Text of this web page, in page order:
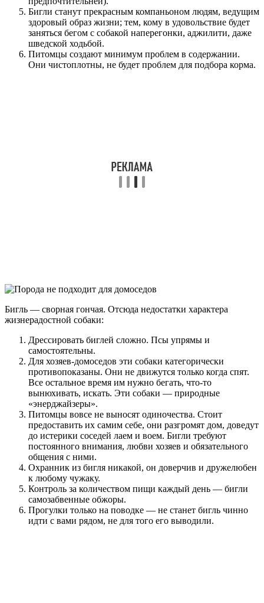
Бигли станут прекрасным компаньоном людям, ведущим
здоровый образ жизни; тем, кому в удовольствие будет
заняться бегом с собакой наперегонки, аджилити, даже
шведской ходьбой.
Питомцы создают минимум проблем в содержании.
Они чистоплотны, не будет проблем для подбора корма.
Бигль — сворная гончая. Отсюда недостатки характера
жизнерадостной собаки:
Дрессировать биглей сложно. Псы упрямы и
самостоятельны.
Для хозяев-домоседов эти собаки категорически
противопоказаны. Они не движутся только когда спят.
Все остальное время им нужно бегать, что-то
вынюхивать, искать. Эти собаки — природные
«энерджайзеры».
Питомцы вовсе не выносят одиночества. Стоит
предоставить их самим себе, они разгромят дом, доведут
до истерики соседей лаем и воем. Бигли требуют
постоянного внимания, любви хозяев и обязательного
общения с ними.
Охранник из бигля никакой, он доверчив и дружелюбен
к любому чужаку.
Контроль за количеством пищи каждый день — бигли
самозабвенные обжоры.
Прогулки только на поводке — не станет бигль чинно
идти с вами рядом, не для того его выводили.